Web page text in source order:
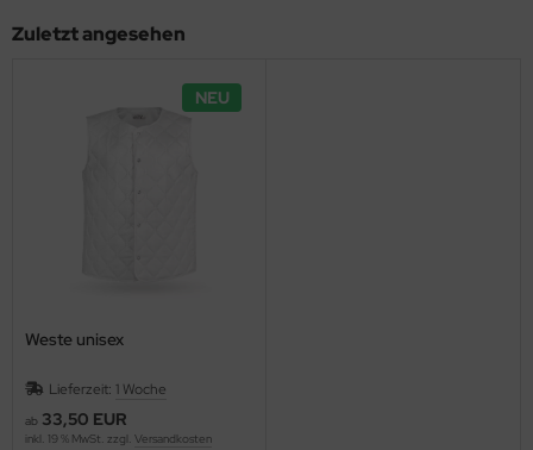
Zuletzt angesehen
NEU
Weste unisex
Lieferzeit: 1 Woche
ab 33,50 EUR
inkl. 19 % MwSt. zzgl. Versandkosten